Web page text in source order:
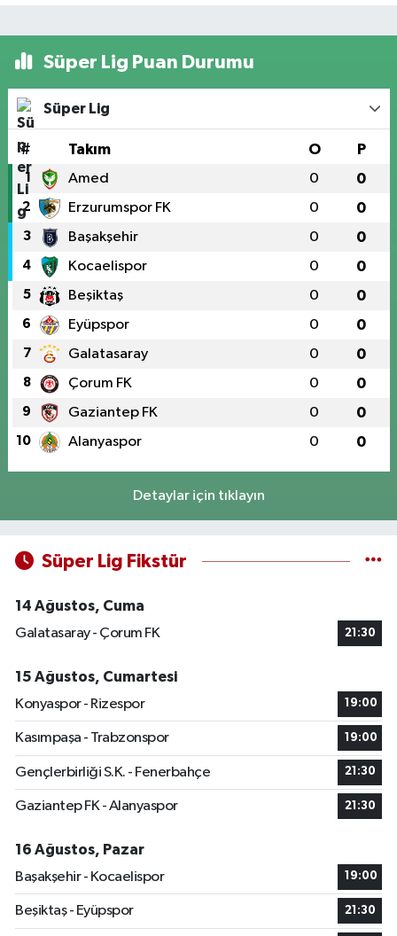
Süper Lig Puan Durumu
Süper Lig
# Takım O P
1 Amed 0 0
2 Erzurumspor FK 0 0
3 Başakşehir 0 0
4 Kocaelispor 0 0
5 Beşiktaş 0 0
6 Eyüpspor 0 0
7 Galatasaray 0 0
8 Çorum FK 0 0
9 Gaziantep FK 0 0
10 Alanyaspor 0 0
Detaylar için tıklayın
Süper Lig Fikstür
14 Ağustos, Cuma
Galatasaray - Çorum FK
21:30
15 Ağustos, Cumartesi
Konyaspor - Rizespor
19:00
Kasımpaşa - Trabzonspor 19:00
Gençlerbirliği S.K. - Fenerbahçe 21:30
Gaziantep FK - Alanyaspor 21:30
16 Ağustos, Pazar
Başakşehir - Kocaelispor
19:00
Beşiktaş - Eyüpspor 21:30